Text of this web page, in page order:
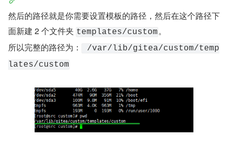
然后的路径就是你需要设置模板的路径，然后在这个路径下
面新建 2 个文件夹 templates/custom。
所以完整的路径为：
/var/lib/gitea/custom/temp
lates/custom